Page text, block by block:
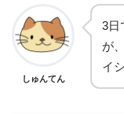
しゅんてん
3日
が
イ